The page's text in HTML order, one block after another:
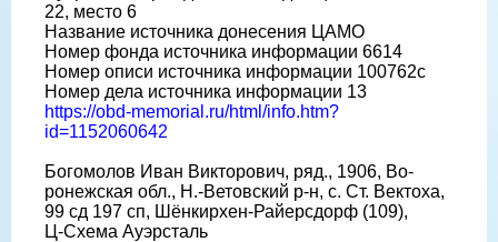
22, место 6
Название источника донесения ЦАМО
Номер фонда источника информации 6614
Номер описи источника информации 100762с
Номер дела источника информации 13
https://obd-memorial.ru/html/info.htm?
id=1152060642
Богомолов Иван Викторович, ряд., 1906, Во-
ронежская обл., Н.-Ветовский р-н, с. Ст. Вектоха,
99 сд 197 сп, Шёнкирхен-Райерсдорф (109),
Ц-Схема Ауэрсталь